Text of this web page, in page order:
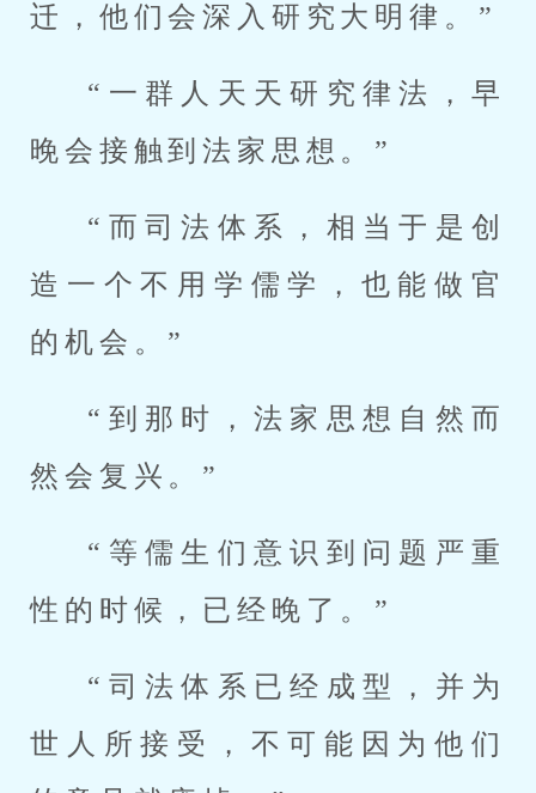
迁，他们会深入研究大明律。”
“一群人天天研究律法，早
晚会接触到法家思想。”
“而司法体系，相当于是创
造一个不用学儒学，也能做官
的机会。”
“到那时，法家思想自然而
然会复兴。”
“等儒生们意识到问题严重
性的时候，已经晚了。”
“司法体系已经成型，并为
世人所接受，不可能因为他们